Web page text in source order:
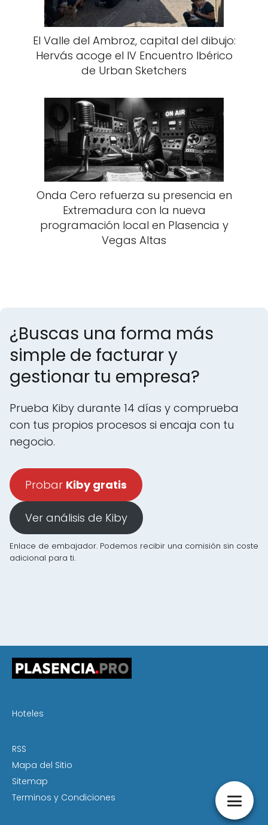
El Valle del Ambroz, capital del dibujo:
Hervás acoge el IV Encuentro Ibérico
de Urban Sketchers
Onda Cero refuerza su presencia en
Extremadura con la nueva
programación local en Plasencia y
Vegas Altas
¿Buscas una forma más
simple de facturar y
gestionar tu empresa?
Prueba Kiby durante 14 días y comprueba
con tus propios procesos si encaja con tu
negocio.
Probar Kiby gratis
Ver análisis de Kiby
Enlace de embajador. Podemos recibir una comisión sin coste
adicional para ti.
Hoteles
RSS
Mapa del Sitio
Sitemap
Terminos y Condiciones